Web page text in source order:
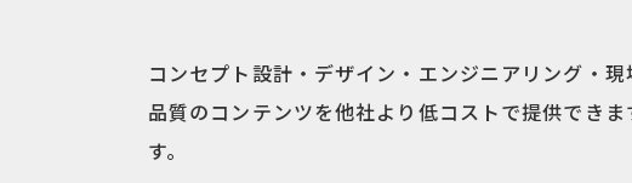
コンセプト設計・デザイン・エンジニアリング・
品質のコンテンツを他社より低コストで提供でき
す。